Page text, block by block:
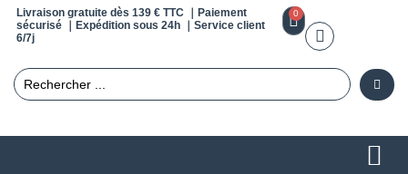
Livraison gratuite dès 139 € TTC ｜Paiement
sécurisé ｜Expédition sous 24h ｜Service client
6/7j
0